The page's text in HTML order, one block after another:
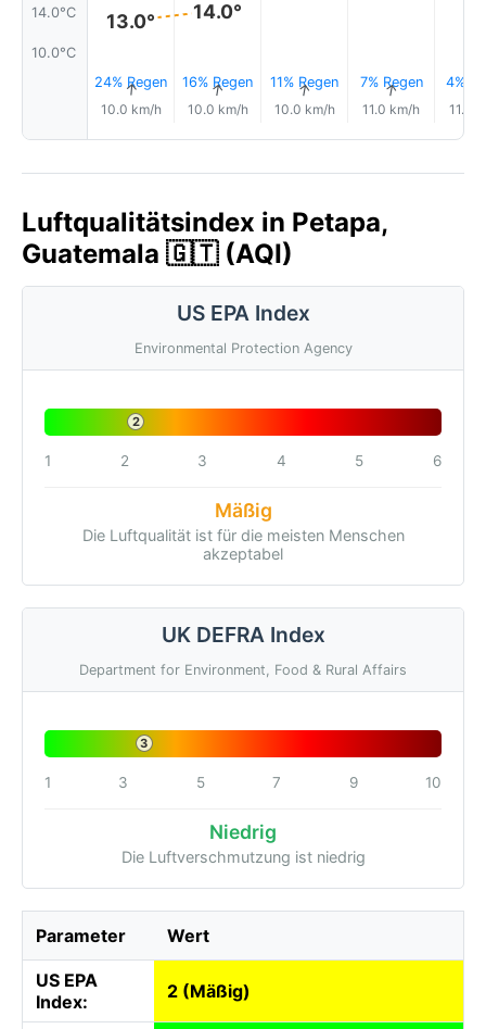
14.0°C
10.0°C
13.0°
24% Regen
↑
10.0 km/h
14.0°
16% Regen
↑
10.0 km/h
11% Regen
↑
10.0 km/h
7% Regen
↑
11.0 km/h
4%
11.0
Luftqualitätsindex in Petapa,
Guatemala 🇬🇹 (AQI)
US EPA Index
Environmental Protection Agency
2
1 2 3 4 5 6
Mäßig
Die Luftqualität ist für die meisten Menschen
akzeptabel
UK DEFRA Index
Department for Environment, Food & Rural Affairs
3
1 3 5 7 9 10
Niedrig
Die Luftverschmutzung ist niedrig
Parameter Wert
US EPA
Index:
2 (Mäßig)